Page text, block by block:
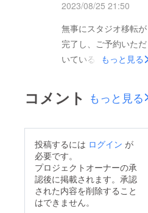
思います。素敵なスタ
ジオにできるよう今後
もがんばります！この
にありがとうございま
す！ひつじのスタジオ
用いただいているので
大変捗りますとのこと
です！☟最新のこの動
画は移転後のスタジオ
券プレゼントについて
ね。1回収録プレゼン
トも1年間有効割引券
もどちらも譲渡可能で
す！声優様ご本人が利
用したい場合ももちろ
んですがKU100で収録
2023/08/25 21:50
無事にスタジオ移転が
完了し、ご予約いただ
いている方々に順次収
る状況です。秋野かえ
で様にご協力いただ
ました。実際、クラ
ファンを見て興味を
持って下さった方やリ
ピーターの方々のおか
もっと見る
コメント もっと見る
投稿するには ログイン が
必要です。
プロジェクトオーナーの承
認後に掲載されます。承認
された内容を削除すること
はできません。